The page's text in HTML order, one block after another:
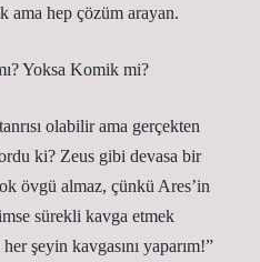
ama hep çözüm arayan.
Yoksa Komik mi?
olabilir ama gerçekten
ki? Zeus gibi devasa bir
övgü almaz, çünkü Ares’in
sürekli kavga etmek
şeyin kavgasını yaparım!”